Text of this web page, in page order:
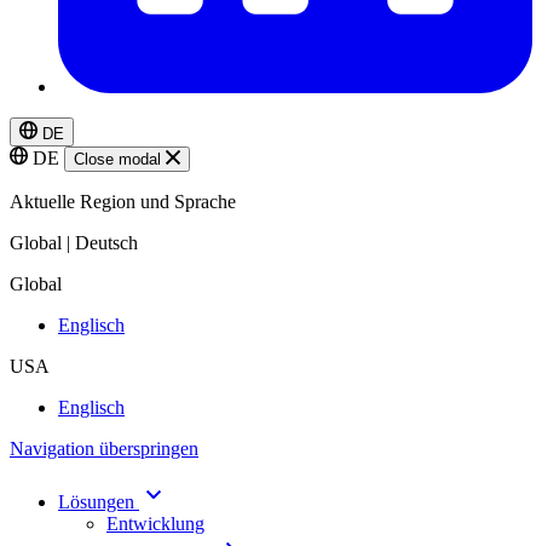
DE
DE Close modal
Aktuelle Region und Sprache
Global | Deutsch
Global
Englisch
USA
Englisch
Navigation überspringen
Lösungen
Entwicklung